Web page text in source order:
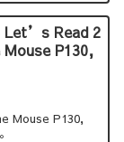
Let’s Read 2
P130,
Mouse P130,